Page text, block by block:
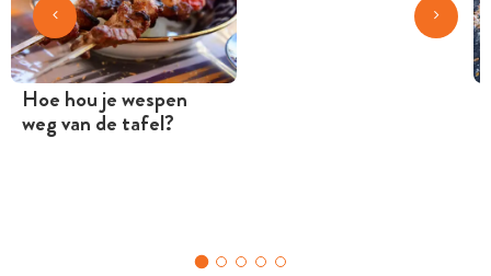
Hoe hou je wespen
weg van de tafel?